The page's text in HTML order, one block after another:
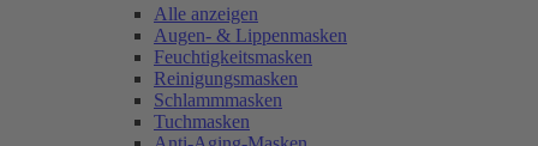
Alle anzeigen
Augen- & Lippenmasken
Feuchtigkeitsmasken
Reinigungsmasken
Schlammmasken
Tuchmasken